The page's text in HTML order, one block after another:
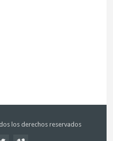
los derechos reservados